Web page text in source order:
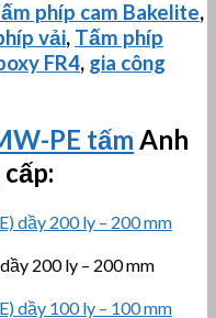
phíp cam Bakelite,
vải, Tấm phíp
FR4, gia công
PE tấm Anh
200 ly – 200 mm